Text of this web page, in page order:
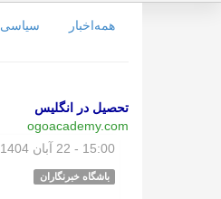
همه‌اخبار سیاسی
تحصیل در انگلیس
ogoacademy.com
15:00 - 22 آبان 1404
باشگاه خبرنگاران